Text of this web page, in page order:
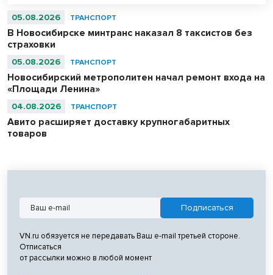
05.08.2026 ТРАНСПОРТ
В Новосибирске минтранс наказал 8 таксистов без
страховки
05.08.2026 ТРАНСПОРТ
Новосибирский метрополитен начал ремонт входа на
«Площади Ленина»
04.08.2026 ТРАНСПОРТ
Авито расширяет доставку крупногабаритных
товаров
VN.ru обязуется не передавать Ваш e-mail третьей стороне.
Отписаться
от рассылки можно в любой момент